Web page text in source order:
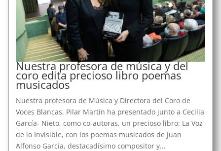
Nuestra profesora de música y del
coro edita precioso libro poemas
musicados
Nuestra profesora de Música y Directora del Coro de
Voces Blancas, Pilar Martín ha presentado junto a Cecilia
García- Nieto, como co-autoras, un precioso libro: La Voz
de lo Invisible, con los poemas musicados de Juan
Alfonso García, destacadísimo compositor y...